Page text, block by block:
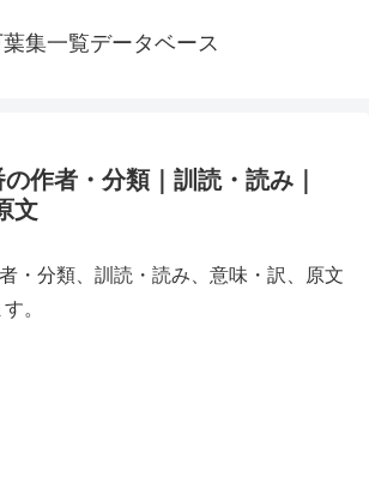
集一覧データベース
作者・分類｜訓読・読み｜
文
・分類、訓読・読み、意味・訳、原文
。